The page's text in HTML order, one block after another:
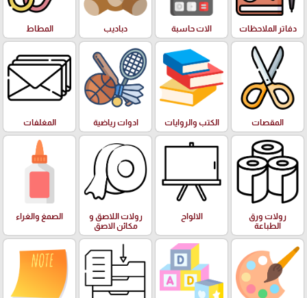
دفاتر الملاحظات الات حاسبة دباديب المطاط
المقصات الكتب والروايات ادوات رياضية المغلفات
رولات ورق
الطباعة
الالواح
رولات اللاصق و
مكائن الاصق
الصمغ والغراء